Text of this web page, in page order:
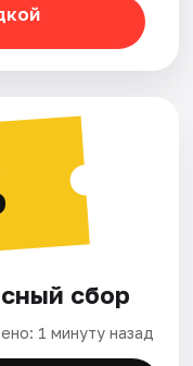
сбор
1 минуту назад